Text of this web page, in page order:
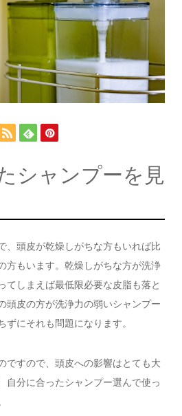
シャンプーを見
、頭皮が乾燥しがちな方もいれば比
方もいます。乾燥しがちな方が洗浄
てしまえば最低限必要な皮脂も落と
頭皮の方が洗浄力の弱いシャンプー
ずにそれも問題になります。
ですので、頭皮への影響はとても大
自分に合ったシャンプー選んで使っ